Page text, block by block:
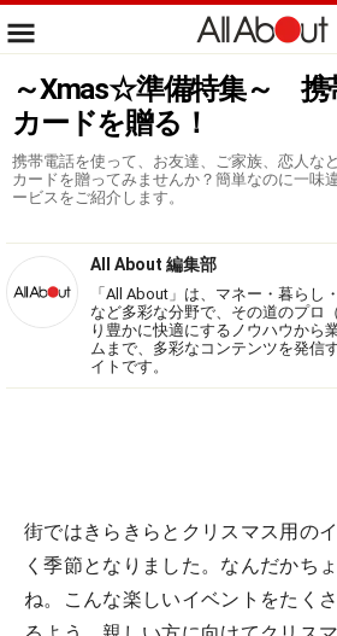
～Xmas☆準備特集～ 携
カードを贈る！
携帯電話を使って、お友達、ご家族、恋人な
カードを贈ってみませんか？簡単なのに一味
ービスをご紹介します。
All About 編集部
「All About」は、マネー・暮らし
など多彩な分野で、その道のプロ
り豊かに快適にするノウハウから
ムまで、多彩なコンテンツを発信
イトです。
街ではきらきらとクリスマス用の
く季節となりました。なんだかち
ね。こんな楽しいイベントをたく